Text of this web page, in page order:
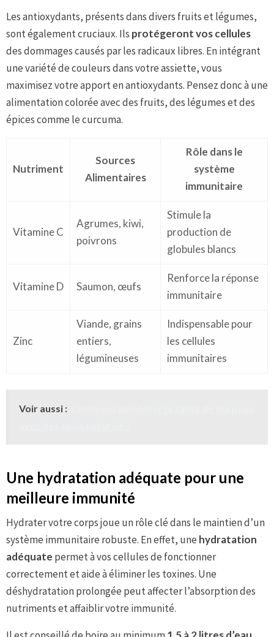
Les antioxydants, présents dans divers fruits et légumes,
sont également cruciaux. Ils protégeront vos cellules
des dommages causés par les radicaux libres. En intégrant
une variété de couleurs dans votre assiette, vous
maximisez votre apport en antioxydants. Pensez donc à une
alimentation colorée avec des fruits, des légumes et des
épices comme le curcuma.
Nutriment
Sources
Alimentaires
Rôle dans le
système
immunitaire
Vitamine C
Agrumes, kiwi,
poivrons
Stimule la
production de
globules blancs
Vitamine D Saumon, œufs
Renforce la réponse
immunitaire
Zinc
Viande, grains
entiers,
légumineuses
Indispensable pour
les cellules
immunitaires
Voir aussi :
Une hydratation adéquate pour une
meilleure immunité
Hydrater votre corps joue un rôle clé dans le maintien d’un
système immunitaire robuste. En effet, une hydratation
adéquate permet à vos cellules de fonctionner
correctement et aide à éliminer les toxines. Une
déshydratation prolongée peut affecter l’absorption des
nutriments et affaiblir votre immunité.